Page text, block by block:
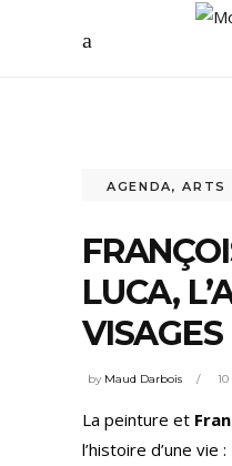
AGENDA,ARTS
LUCA,
VISAGES
by Maud Darbois
La peinture et
l’histoire d’une